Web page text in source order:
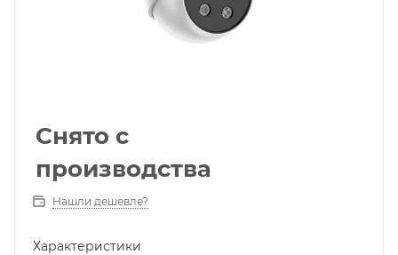
Снято с
производства
Нашли дешевле?
Характеристики